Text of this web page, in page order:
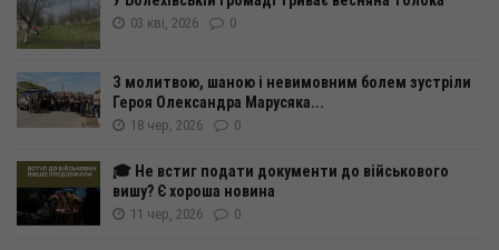
03 кві, 2026 0
З молитвою, шаною і невимовним болем зустріли
Героя Олександра Марусяка...
18 чер, 2026 0
🎓 Не встиг подати документи до військового
вишу? Є хороша новина
11 чер, 2026 0